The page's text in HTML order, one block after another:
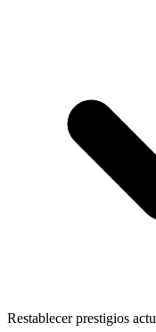
Restablecer prestigios